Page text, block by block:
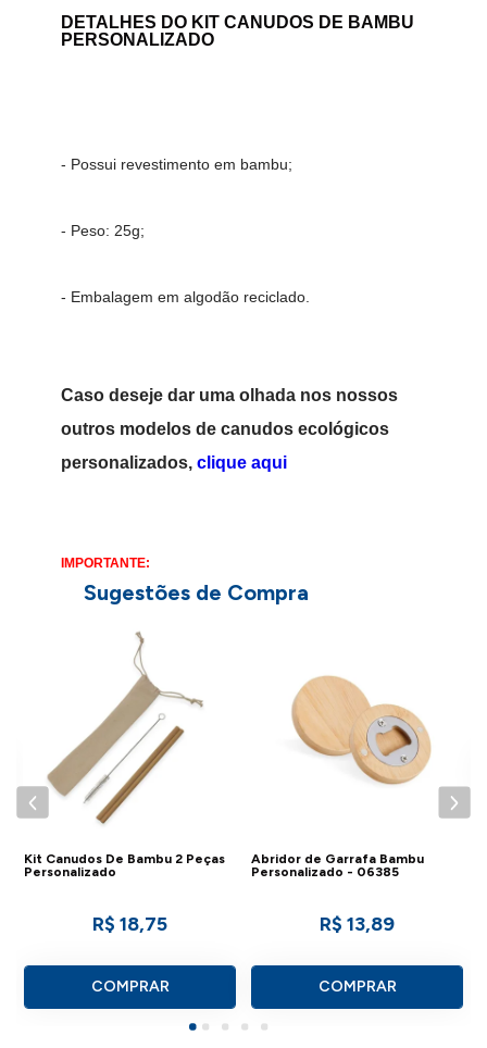
DETALHES DO KIT CANUDOS DE BAMBU
PERSONALIZADO
- Possui revestimento em bambu;
- Peso: 25g;
- Embalagem em algodão reciclado.
Caso deseje dar uma olhada nos nossos
outros modelos de canudos ecológicos
personalizados, clique aqui
IMPORTANTE:
Consulte a aba personalização para saber detalhes
de como aplicar sua marca neste produto.
Sugestões de Compra
Kit Canudos De Bambu 2 Peças
Personalizado
R$ 18,75
COMPRAR
Abridor de Garrafa Bambu
Personalizado - 06385
R$ 13,89
COMPRAR